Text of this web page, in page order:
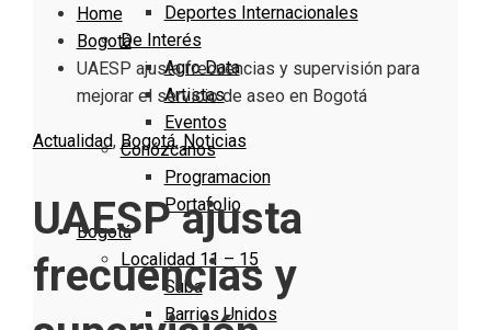
Deportes Internacionales
De Interés
Agro Data
Artistas
Eventos
Conózcanos
Programacion
Portafolio
Bogotá
Localidad 11 – 15
Suba
Barrios Unidos
Home
Bogotá
UAESP ajusta frecuencias y supervisión para
mejorar el servicio de aseo en Bogotá
Actualidad, Bogotá, Noticias
UAESP ajusta
frecuencias y